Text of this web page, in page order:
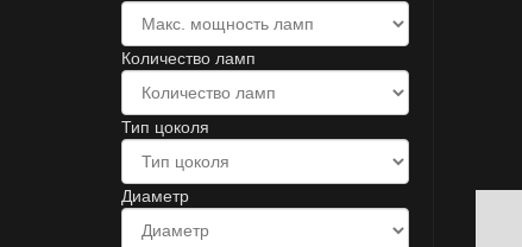
Количество ламп
Тип цоколя
Диаметр